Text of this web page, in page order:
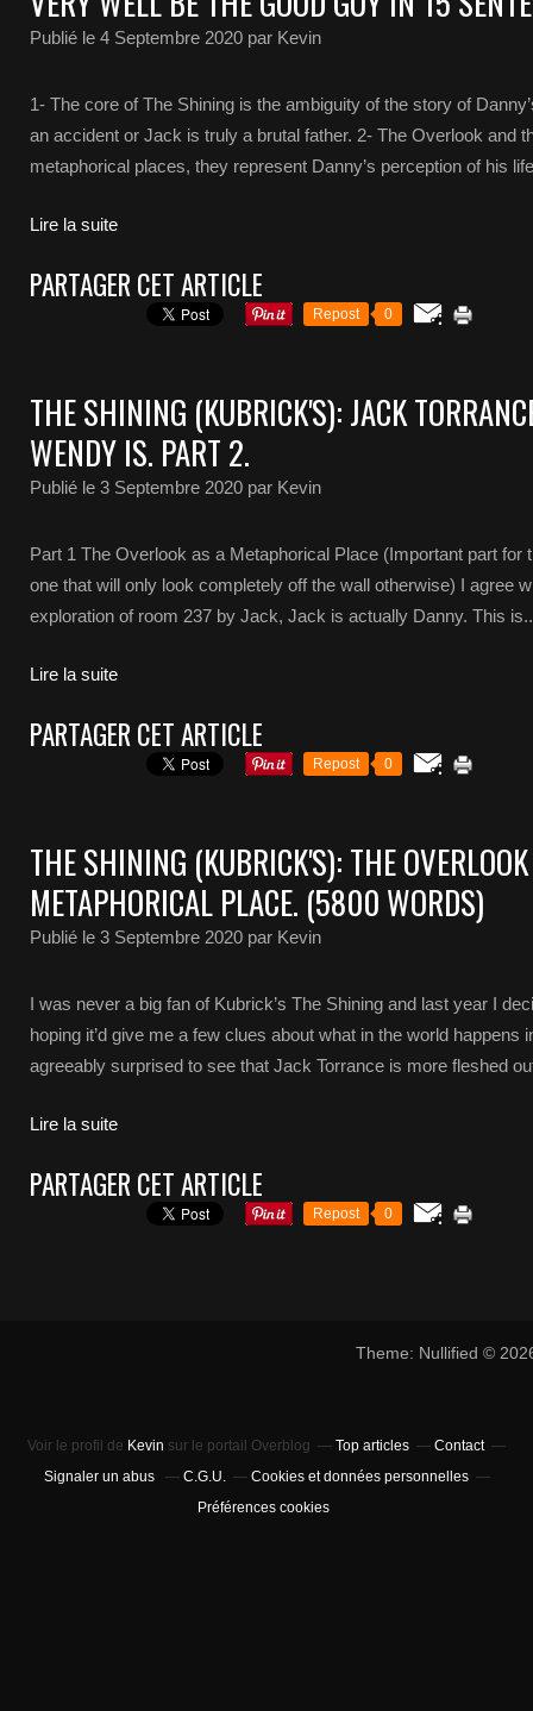
Publié le 4 Septembre 2020 par Kevin
1- The core of The Shining is the ambiguity of the story of
an accident or Jack is truly a brutal father. 2- The Overlook and
metaphorical places, they represent Danny’s perception of his
Lire la suite
PARTAGER CET ARTICLE
Repost 0
THE SHINING (KUBRICK'S): JACK
WENDY IS. PART 2.
Publié le 3 Septembre 2020 par Kevin
Part 1 The Overlook as a Metaphorical Place (Important part for
one that will only look completely off the wall otherwise) I agree
exploration of room 237 by Jack, Jack is actually Danny. This
Lire la suite
PARTAGER CET ARTICLE
Repost 0
THE SHINING (KUBRICK'S): THE
METAPHORICAL PLACE. (5800 WORDS)
Publié le 3 Septembre 2020 par Kevin
I was never a big fan of Kubrick’s The Shining and last year I
hoping it’d give me a few clues about what in the world happens
agreeably surprised to see that Jack Torrance is more fleshed
Lire la suite
PARTAGER CET ARTICLE
Repost 0
Theme: Nullified ©
Voir le profil de Kevin sur le portail Overblog Top articles
Contact
Signaler un abus
C.G.U.
Cookies et données personnelles
Préférences cookies